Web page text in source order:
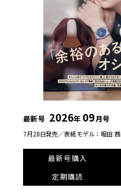
最新号 2026年 09月号
7月28日発売／表紙モデル：堀田 茜
最新号購入
定期購読